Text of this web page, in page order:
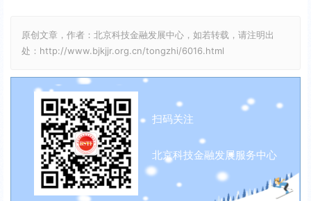
原创文章，作者：北京科技金融发展中心，如若转载，请注明出
处：http://www.bjkjjr.org.cn/tongzhi/6016.html
扫码关注
北京科技金融发展服务中心